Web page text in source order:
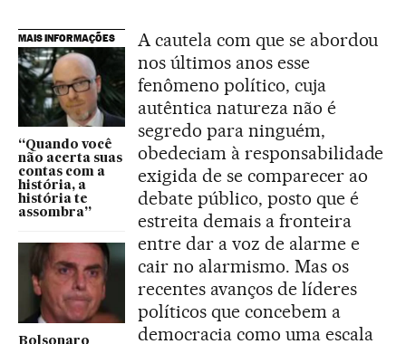
MAIS INFORMAÇÕES
“Quando você
não acerta suas
contas com a
história, a
história te
assombra”
Bolsonaro
A cautela com que se abordou
nos últimos anos esse
fenômeno político, cuja
autêntica natureza não é
segredo para ninguém,
obedeciam à responsabilidade
exigida de se comparecer ao
debate público, posto que é
estreita demais a fronteira
entre dar a voz de alarme e
cair no alarmismo. Mas os
recentes avanços de líderes
políticos que concebem a
democracia como uma escala